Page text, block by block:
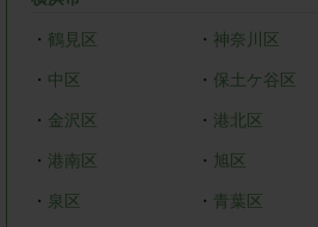
・ 鶴見区 ・ 神奈川区
・ 中区 ・ 保土ケ谷区
・ 金沢区 ・ 港北区
・ 港南区 ・ 旭区
・ 泉区 ・ 青葉区